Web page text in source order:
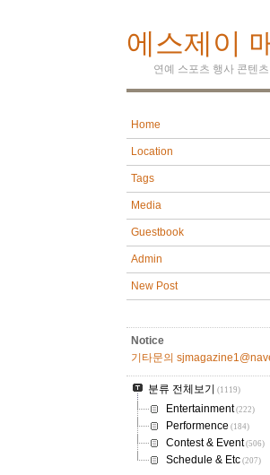
에스제이
연예 스포츠 행사 콘텐츠
Home
Location
Tags
Media
Guestbook
Admin
New Post
Notice
기타문의
분류 전체보기 (1119)
Entertainment(222)
Performence (184)
Contest & Event(506)
Schedule & Etc(207)